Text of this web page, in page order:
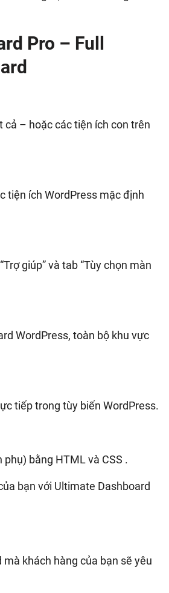
Pro – Full
cả – hoặc các tiện ích con trên
tiện ích WordPress mặc định
giúp” và tab “Tùy chọn màn
WordPress, toàn bộ khu vực
tiếp trong tùy biến WordPress.
bằng HTML và CSS .
bạn với Ultimate Dashboard
khách hàng của bạn sẽ yêu